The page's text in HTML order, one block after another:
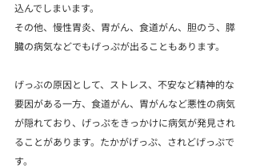
込んでしまいます。
その他、慢性胃炎、胃がん、食道がん、胆のう、膵
臓の病気などでもげっぷが出ることもあります。
げっぶの原因として、ストレス、不安など精神的な
要因がある一方、食道がん、胃がんなど悪性の病気
が隠れており、げっぷをきっかけに病気が発見され
ることがあります。たかがげっぷ、されどげっぷで
す。